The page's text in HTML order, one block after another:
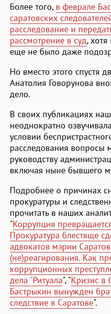
Более того, в феврале
саратовских
расследование и
рассмотрение в суд,
еще не было даже
Но вместо этого спустя
Анатолия Говорунова
дело.
В своих публикациях
неоднократно
условии
расследования вопросы
руководству
включая ныне бывшего
Подробнее о причинах
прокуратуры и
прочитать в наших
"Коррупция
Прокуратура блестяще
адвокатов мэрии
(не)реагирования. Как
коррупционных
дела "Ритуала", "Кризис в
Бастрыкин вынужден
следствие в Саратове".